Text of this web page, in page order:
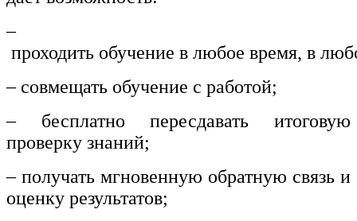
–
проходить обучение в любое время, в
– совмещать обучение с работой;
– бесплатно пересдавать итоговую
проверку знаний;
– получать мгновенную обратную связь и
оценку результатов;